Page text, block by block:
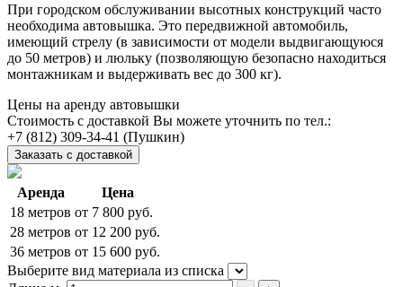
При городском обслуживании высотных конструкций часто
необходима автовышка. Это передвижной автомобиль,
имеющий стрелу (в зависимости от модели выдвигающуюся
до 50 метров) и люльку (позволяющую безопасно находиться
монтажникам и выдерживать вес до 300 кг).
Цены на аренду автовышки
Стоимость с доставкой Вы можете уточнить по тел.:
(Пушкин)
Заказать с доставкой
Аренда
Цена
18 метров от 7 800 руб.
28 метров от 12 200 руб.
36 метров от 15 600 руб.
Выберите вид материала из списка